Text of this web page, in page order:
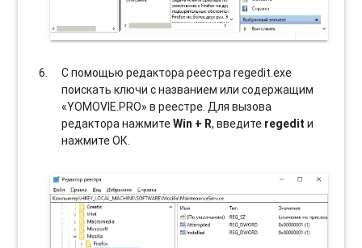
С помощью редактора реестра regedit.exe
поискать ключи с названием или содержащим
«YOMOVIE.PRO» в реестре. Для вызова
редактора нажмитеWin + R, введите regedit и
нажмите ОК.